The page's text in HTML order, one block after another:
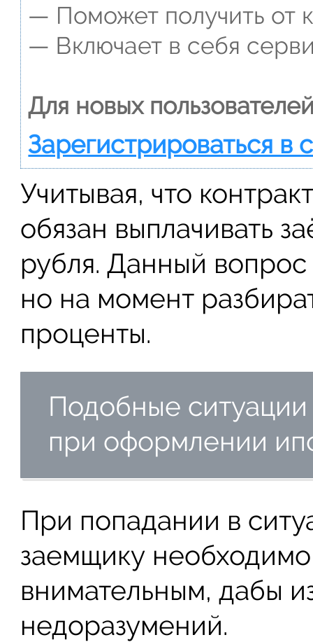
— Поможет получить от
— Включает в себя
Для новых
Зарегистрироваться в
Учитывая, что
обязан выплачивать
рубля. Данный
но на момент
проценты.
Подобные
при оформлении
При попадании в
заемщику
внимательным, дабы
недоразумений.